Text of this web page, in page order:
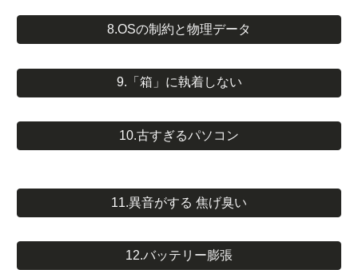
8.OSの制約と物理データ
9.「箱」に執着しない
10.古すぎるパソコン
11.異音がする 焦げ臭い
12.バッテリー膨張